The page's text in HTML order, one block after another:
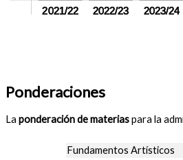
2021/22 2022/23 2023/24
Ponderaciones
La ponderación de materiaspara la
Fundamentos Artísticos